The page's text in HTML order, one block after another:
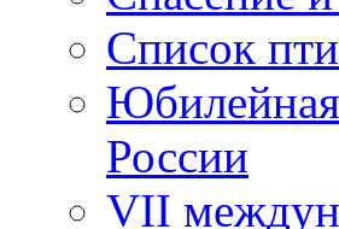
Список
России
VII